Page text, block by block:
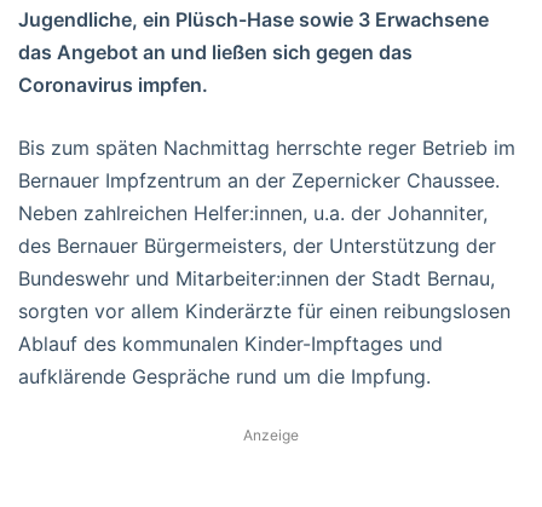
Jugendliche, ein Plüsch-Hase sowie 3 Erwachsene
das Angebot an und ließen sich gegen das
Coronavirus impfen.
Bis zum späten Nachmittag herrschte reger Betrieb im
Bernauer Impfzentrum an der Zepernicker Chaussee.
Neben zahlreichen Helfer:innen, u.a. der Johanniter,
des Bernauer Bürgermeisters, der Unterstützung der
Bundeswehr und Mitarbeiter:innen der Stadt Bernau,
sorgten vor allem Kinderärzte für einen reibungslosen
Ablauf des kommunalen Kinder-Impftages und
aufklärende Gespräche rund um die Impfung.
Anzeige